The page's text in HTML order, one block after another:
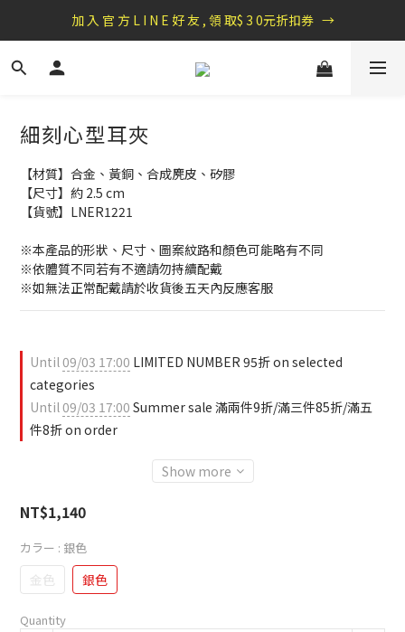
盛夏祭典：全館滿1000折100，滿2000贈『自粘式多功能包巾』
加 入 官 方 L I N E 好 友 , 領 取$ 3 0元折扣券   →
盛夏祭典：全館滿1000折100，滿2000贈『自粘式多功能包巾』
細刻心型耳夾
【材質】合金、黃銅、合成麂皮、矽膠
【尺寸】約 2.5 cm
【貨號】LNER1221
※本產品的形狀、尺寸、圖案紋路和顏色可能略有不同
※依體質不同若有不適請勿持續配戴
※如無法正常配戴請於收貨後五天內反應客服
Until09/03 17:00 LIMITED NUMBER 95折 on selected
categories
Until09/03 17:00 Summer sale 滿兩件9折/滿三件85折/滿五
件8折 on order
Show more
NT$1,140
カラー : 銀色
金色 銀色
Quantity